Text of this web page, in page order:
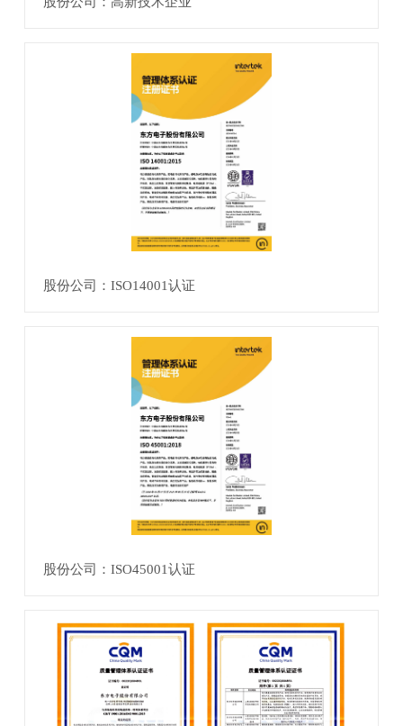
股份公司：ISO14001认证
股份公司：ISO45001认证